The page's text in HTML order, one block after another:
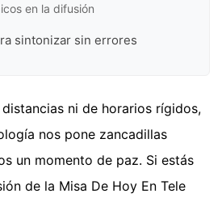
en la difusión
sintonizar sin errores
ni de horarios rígidos,
nos pone zancadillas
un momento de paz. Si estás
de la Misa De Hoy En Tele